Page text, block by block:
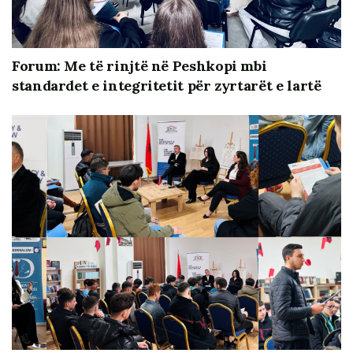
Gjatë ditëve të fundit u
Forum: Me të rinjtë në Peshkopi mbi
standardet e integritetit për zyrtarët e lartë